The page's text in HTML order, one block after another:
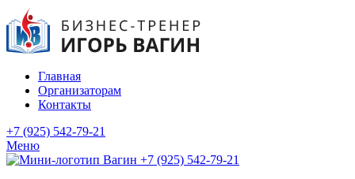
Главная
Организаторам
Контакты
+7 (925) 542-79-21
Меню
+7 (925) 542-79-21